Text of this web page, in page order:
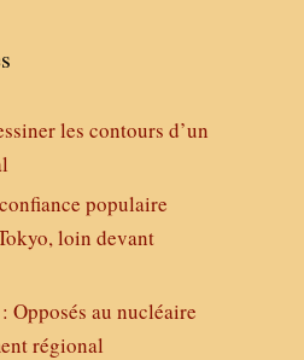
les contours d’un
populaire
loin devant
Opposés au nucléaire
régional